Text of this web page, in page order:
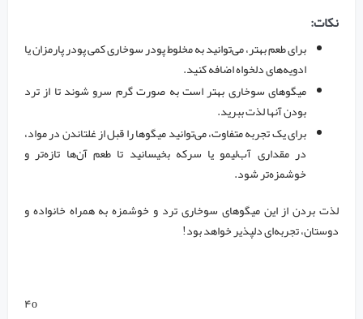
نکات:
برای طعم بهتر، می‌توانید به مخلوط پودر سوخاری کمی پودر پارمزان یا
ادویه‌های دلخواه اضافه کنید.
میگوهای سوخاری بهتر است به صورت گرم سرو شوند تا از ترد
بودن آنها لذت ببرید.
برای یک تجربه متفاوت، می‌توانید میگوها را قبل از غلتاندن در مواد،
در مقداری آب‌لیمو یا سرکه بخیسانید تا طعم آن‌ها تازه‌تر و
خوشمزه‌تر شود.
لذت بردن از این میگوهای سوخاری ترد و خوشمزه به همراه خانواده و
دوستان، تجربه‌ای دلپذیر خواهد بود!
۴o